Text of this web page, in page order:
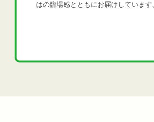
はの臨場感とともにお届けしています